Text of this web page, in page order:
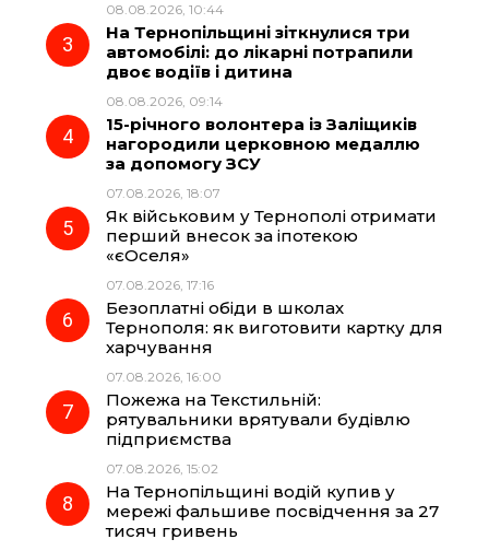
o a p
08.08.2026, 10:44
На Тернопільщині зіткнулися три
автомобілі: до лікарні потрапили
двоє водіїв і дитина
08.08.2026, 09:14
15-річного волонтера із Заліщиків
нагородили церковною медаллю
за допомогу ЗСУ
07.08.2026, 18:07
Як військовим у Тернополі отримати
перший внесок за іпотекою
«єОселя»
07.08.2026, 17:16
Безоплатні обіди в школах
Тернополя: як виготовити картку для
харчування
07.08.2026, 16:00
Пожежа на Текстильній:
рятувальники врятували будівлю
підприємства
07.08.2026, 15:02
На Тернопільщині водій купив у
мережі фальшиве посвідчення за 27
тисяч гривень